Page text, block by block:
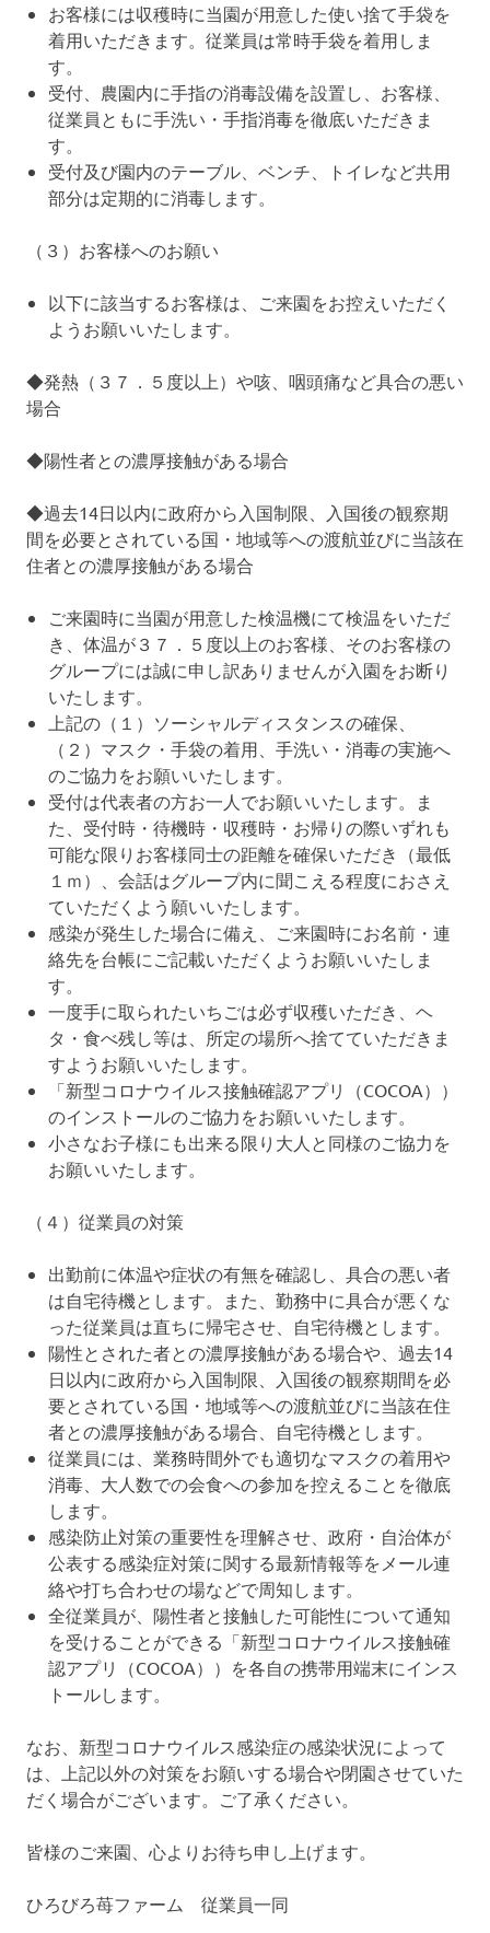
お客様には収穫時に当園が用意した使い捨て手袋を
着用いただきます。従業員は常時手袋を着用しま
す。
受付、農園内に手指の消毒設備を設置し、お客様、
従業員ともに手洗い・手指消毒を徹底いただきま
す。
受付及び園内のテーブル、ベンチ、トイレなど共用
部分は定期的に消毒します。
（３）お客様へのお願い
以下に該当するお客様は、ご来園をお控えいただく
ようお願いいたします。
◆発熱（３７．５度以上）や咳、咽頭痛など具合の悪い
場合
◆陽性者との濃厚接触がある場合
◆過去14日以内に政府から入国制限、入国後の観察期
間を必要とされている国・地域等への渡航並びに当該在
住者との濃厚接触がある場合
ご来園時に当園が用意した検温機にて検温をいただ
き、体温が３７．５度以上のお客様、そのお客様の
グループには誠に申し訳ありませんが入園をお断り
いたします。
上記の（１）ソーシャルディスタンスの確保、
（２）マスク・手袋の着用、手洗い・消毒の実施へ
のご協力をお願いいたします。
受付は代表者の方お一人でお願いいたします。ま
た、受付時・待機時・収穫時・お帰りの際いずれも
可能な限りお客様同士の距離を確保いただき（最低
１ｍ）、会話はグループ内に聞こえる程度におさえ
ていただくよう願いいたします。
感染が発生した場合に備え、ご来園時にお名前・連
絡先を台帳にご記載いただくようお願いいたしま
す。
一度手に取られたいちごは必ず収穫いただき、ヘ
タ・食べ残し等は、所定の場所へ捨てていただきま
すようお願いいたします。
「新型コロナウイルス接触確認アプリ（COCOA））
のインストールのご協力をお願いいたします。
小さなお子様にも出来る限り大人と同様のご協力を
お願いいたします。
（４）従業員の対策
出勤前に体温や症状の有無を確認し、具合の悪い者
は自宅待機とします。また、勤務中に具合が悪くな
った従業員は直ちに帰宅させ、自宅待機とします。
陽性とされた者との濃厚接触がある場合や、過去14
日以内に政府から入国制限、入国後の観察期間を必
要とされている国・地域等への渡航並びに当該在住
者との濃厚接触がある場合、自宅待機とします。
従業員には、業務時間外でも適切なマスクの着用や
消毒、大人数での会食への参加を控えることを徹底
します。
感染防止対策の重要性を理解させ、政府・自治体が
公表する感染症対策に関する最新情報等をメール連
絡や打ち合わせの場などで周知します。
全従業員が、陽性者と接触した可能性について通知
を受けることができる「新型コロナウイルス接触確
認アプリ（COCOA））を各自の携帯用端末にインス
トールします。
なお、新型コロナウイルス感染症の感染状況によって
は、上記以外の対策をお願いする場合や閉園させていた
だく場合がございます。ご了承ください。
皆様のご来園、心よりお待ち申し上げます。
ひろびろ苺ファーム 従業員一同